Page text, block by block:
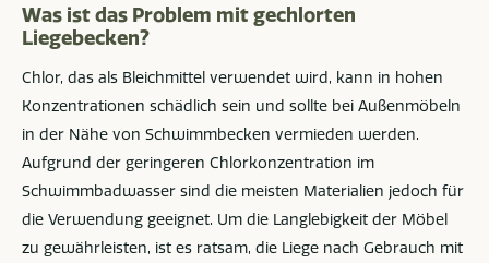
Was ist das Problem mit gechlorten
Liegebecken?
Chlor, das als Bleichmittel verwendet wird, kann in hohen
Konzentrationen schädlich sein und sollte bei Außenmöbeln
in der Nähe von Schwimmbecken vermieden werden.
Aufgrund der geringeren Chlorkonzentration im
Schwimmbadwasser sind die meisten Materialien jedoch für
die Verwendung geeignet. Um die Langlebigkeit der Möbel
zu gewährleisten, ist es ratsam, die Liege nach Gebrauch mit